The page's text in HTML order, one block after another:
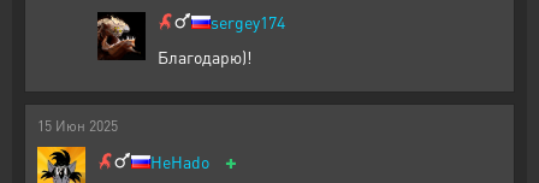
sergey174
Благодарю)!
15 Июн 2025
HeHado +